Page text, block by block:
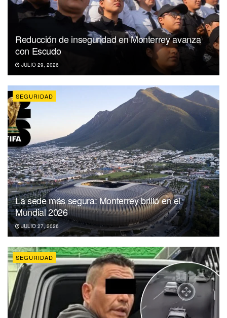
Reducción de inseguridad en Monterrey avanza
con Escudo
JULIO 29, 2026
SEGURIDAD
La sede más segura: Monterrey brilló en el
Mundial 2026
JULIO 27, 2026
SEGURIDAD